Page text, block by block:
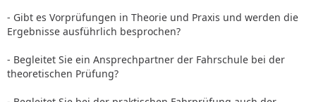
- Gibt es Vorprüfungen in Theorie und Praxis und werden die
Ergebnisse ausführlich besprochen?
- Begleitet Sie ein Ansprechpartner der Fahrschule bei der
theoretischen Prüfung?